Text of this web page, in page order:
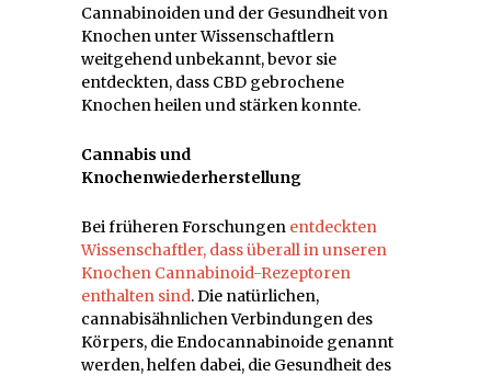
Cannabinoiden und der Gesundheit von
Knochen unter Wissenschaftlern
weitgehend unbekannt, bevor sie
entdeckten, dass CBD gebrochene
Knochen heilen und stärken konnte.
Cannabis und
Knochenwiederherstellung
Bei früheren Forschungen entdeckten
Wissenschaftler, dass überall in unseren
Knochen Cannabinoid-Rezeptoren
enthalten sind. Die natürlichen,
cannabisähnlichen Verbindungen des
Körpers, die Endocannabinoide genannt
werden, helfen dabei, die Gesundheit des